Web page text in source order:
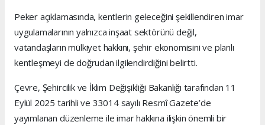
Peker açıklamasında, kentlerin geleceğini şekillendiren imar
uygulamalarının yalnızca inşaat sektörünü değil,
vatandaşların mülkiyet hakkını, şehir ekonomisini ve planlı
kentleşmeyi de doğrudan ilgilendirdiğini belirtti.
Çevre, Şehircilik ve İklim Değişikliği Bakanlığı tarafından 11
Eylül 2025 tarihli ve 33014 sayılı Resmî Gazete’de
yayımlanan düzenleme ile imar hakkına ilişkin önemli bir